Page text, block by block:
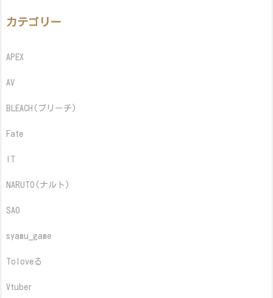
カテゴリー
APEX
AV
BLEACH(ブリーチ)
Fate
NARUTO(ナルト)
SAO
syamu_game
Toloveる
Vtuber